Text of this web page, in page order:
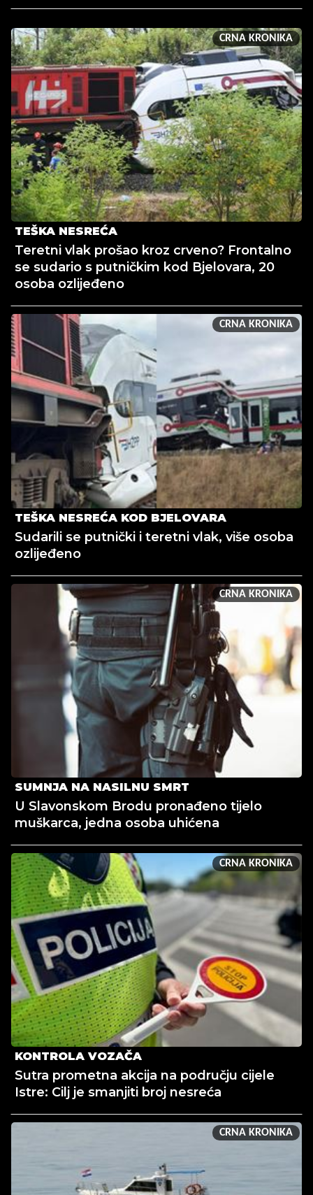
CRNA KRONIKA
TEŠKA NESREĆA
Teretni vlak prošao kroz crveno? Frontalno
se sudario s putničkim kod Bjelovara, 20
osoba ozlijeđeno
CRNA KRONIKA
TEŠKA NESREĆA KOD BJELOVARA
Sudarili se putnički i teretni vlak, više osoba
ozlijeđeno
CRNA KRONIKA
SUMNJA NA NASILNU SMRT
U Slavonskom Brodu pronađeno tijelo
muškarca, jedna osoba uhićena
CRNA KRONIKA
KONTROLA VOZAČA
Sutra prometna akcija na području cijele
Istre: Cilj je smanjiti broj nesreća
CRNA KRONIKA